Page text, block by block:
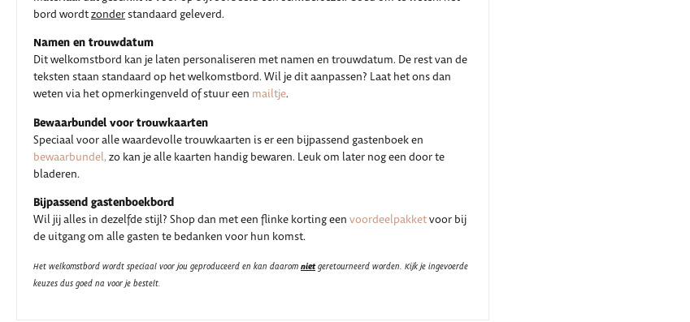
bord wordtzonderstandaard geleverd.
Namen en trouwdatum
Dit welkomstbord kan je laten personaliseren met namen en trouwdatum. De rest van de
teksten staan standaard op het welkomstbord. Wil je dit aanpassen? Laat het ons dan
weten via het opmerkingenveld of stuur een mailtje.
Bewaarbundel voor trouwkaarten
Speciaal voor alle waardevolle trouwkaarten is er een bijpassend gastenboek en
bewaarbundel,zo kan je alle kaarten handig bewaren. Leuk om later nog een door te
bladeren.
Bijpassend gastenboekbord
Wil jij alles in dezelfde stijl? Shop dan met een flinke korting een voordeelpakketvoor bij
de uitgang om alle gasten te bedanken voor hun komst.
Het welkomstbord wordt speciaal voor jou geproduceerd en kan daarom nietgeretourneerd worden. Kijk je ingevoerde
keuzes dus goed na voor je bestelt.